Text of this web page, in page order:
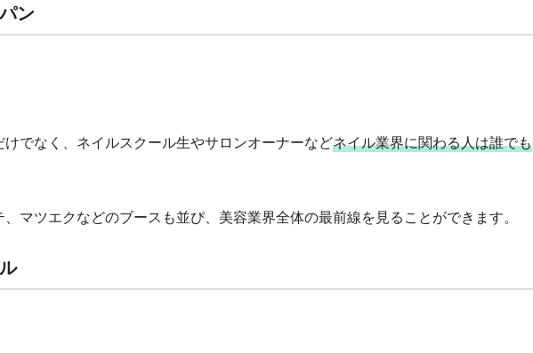
ン
でなく、ネイルスクール生やサロンオーナーなどネイル業界に関わる人は誰でも
マツエクなどのブースも並び、美容業界全体の最前線を見ることができます。